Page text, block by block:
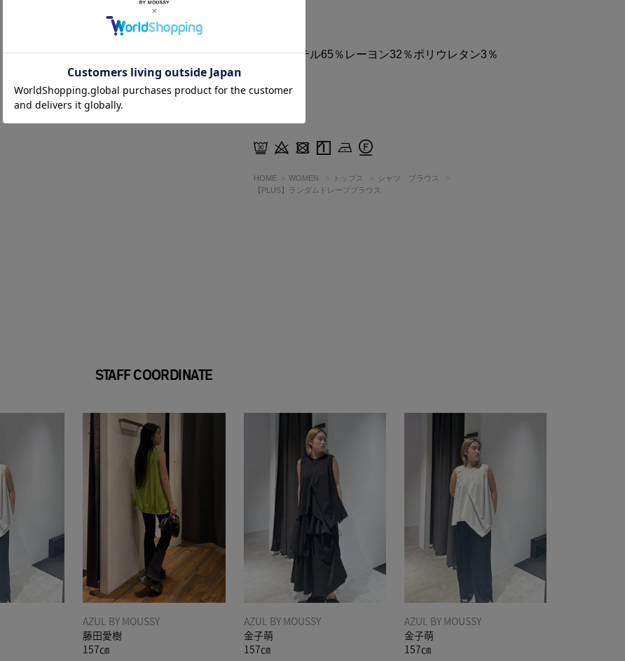
ポリエステル65％レーヨン32％ポリウレタン3％
HOME WOMEN トップス
シャツ ブラウス
【PLUS】ランダムドレープブラウス
STAFF COORDINATE
AZUL BY MOUSSY
藤田愛樹
157㎝
AZUL BY MOUSSY
金子萌
157㎝
AZUL BY MOUSSY
金子萌
157㎝